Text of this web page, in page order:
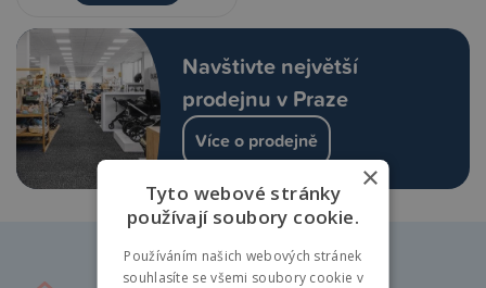
Navštivte největší
prodejnu v Praze
Více o prodejně
×
Tyto webové stránky
používají soubory cookie.
Používáním našich webových stránek
souhlasíte se všemi soubory cookie v